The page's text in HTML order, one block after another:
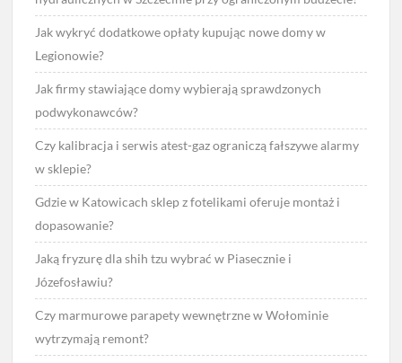
Jak wykryć dodatkowe opłaty kupując nowe domy w
Legionowie?
Jak firmy stawiające domy wybierają sprawdzonych
podwykonawców?
Czy kalibracja i serwis atest-gaz ograniczą fałszywe alarmy
w sklepie?
Gdzie w Katowicach sklep z fotelikami oferuje montaż i
dopasowanie?
Jaką fryzurę dla shih tzu wybrać w Piasecznie i
Józefosławiu?
Czy marmurowe parapety wewnętrzne w Wołominie
wytrzymają remont?